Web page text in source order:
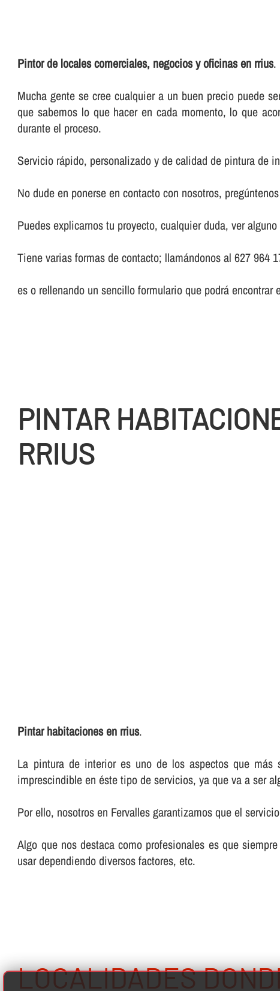
Pintor de locales comerciales, negocios y oficinas en rrius.
Mucha gente se cree cualquier a un buen precio puede
que sabemos lo que hacer en cada momento, lo que
durante el proceso.
Servicio rápido, personalizado y de calidad de pintura de
No dude en ponerse en contacto con nosotros,
Puedes explicarnos tu proyecto, cualquier duda, ver
Tiene varias formas de contacto; llamándonos al 627 964
es o rellenando un sencillo formulario que podrá
PINTAR
RRIUS
Pintar habitaciones en rrius.
La pintura de interior es uno de los aspectos que
imprescindible en éste tipo de servicios, ya que va a ser
Por ello, nosotros en Fervalles garantizamos que el
Algo que nos destaca como profesionales es que
usar dependiendo diversos factores, etc.
LOCALIDADES